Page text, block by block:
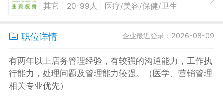
其它 20-99人 医疗/美容/保健/卫生
职位详情 企业最近登录：2026-08-09
有两年以上店务管理经验，有较强的沟通能力，工作执
行能力，处理问题及管理能力较强。（医学、营销管理
相关专业优先）